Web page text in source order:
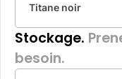
Titane noir
Stockage.
besoin.